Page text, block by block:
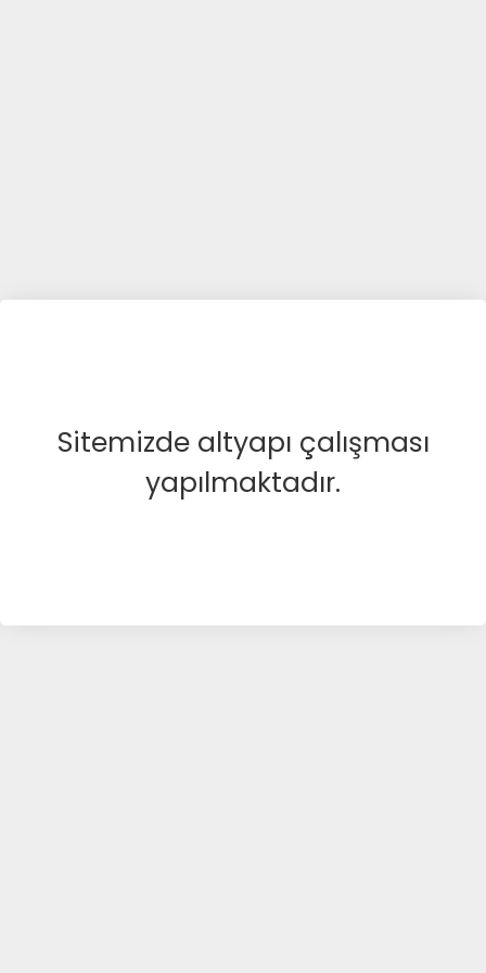
Sitemizde altyapı çalışması
yapılmaktadır.